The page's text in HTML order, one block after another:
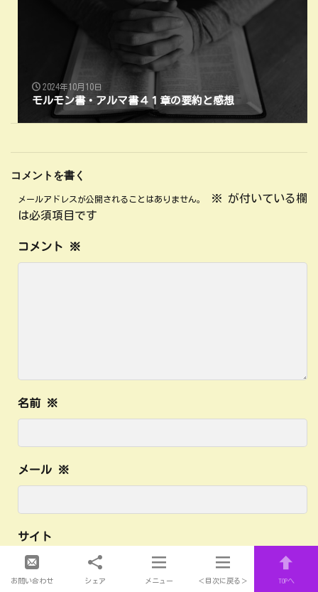
2024年10月10日
モルモン書・アルマ書４１章の要約と感想
コメントを書く
メールアドレスが公開されることはありません。 ※ が付いている欄
は必須項目です
コメント ※
名前 ※
メール ※
サイト
お問い合わせ シェア メニュー ＜目次に戻る＞ TOPへ